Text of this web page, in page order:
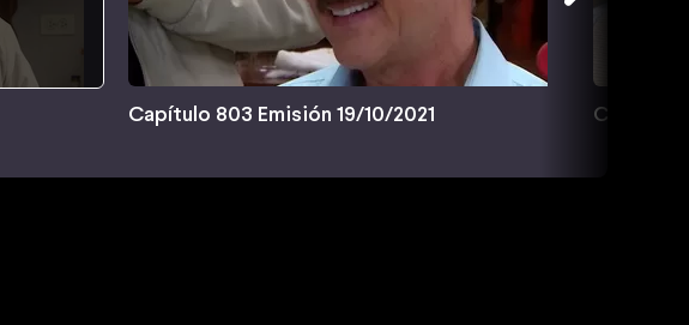
Capítulo 803 Emisión 19/10/2021 Capítulo